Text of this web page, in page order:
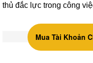
thủ đắc lực trong công
Mua Tài Khoản